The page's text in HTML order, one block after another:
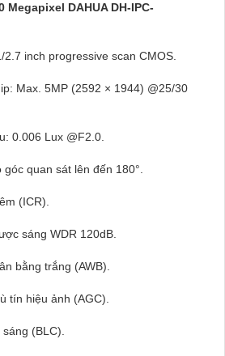
Megapixel DAHUA DH-IPC-
inch progressive scan CMOS.
Max. 5MP (2592 × 1944) @25/30
0.006 Lux @F2.0.
quan sát lên đến 180°.
(ICR).
sáng WDR 120dB.
bằng trắng (AWB).
tín hiệu ảnh (AGC).
(BLC).